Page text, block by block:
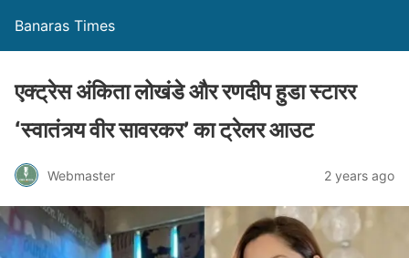
Banaras Times
एक्ट्रेस अंकिता लोखंडे और रणदीप हुडा स्टारर
‘स्वातंत्र्य वीर सावरकर’ का ट्रेलर आउट
Webmaster 2 years ago